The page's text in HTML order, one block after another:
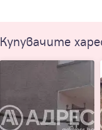
Купувачите